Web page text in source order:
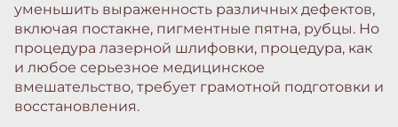
уменьшить выраженность различных дефектов,
включая постакне, пигментные пятна, рубцы. Но
процедура лазерной шлифовки, процедура, как
и любое серьезное медицинское
вмешательство, требует грамотной подготовки и
восстановления.